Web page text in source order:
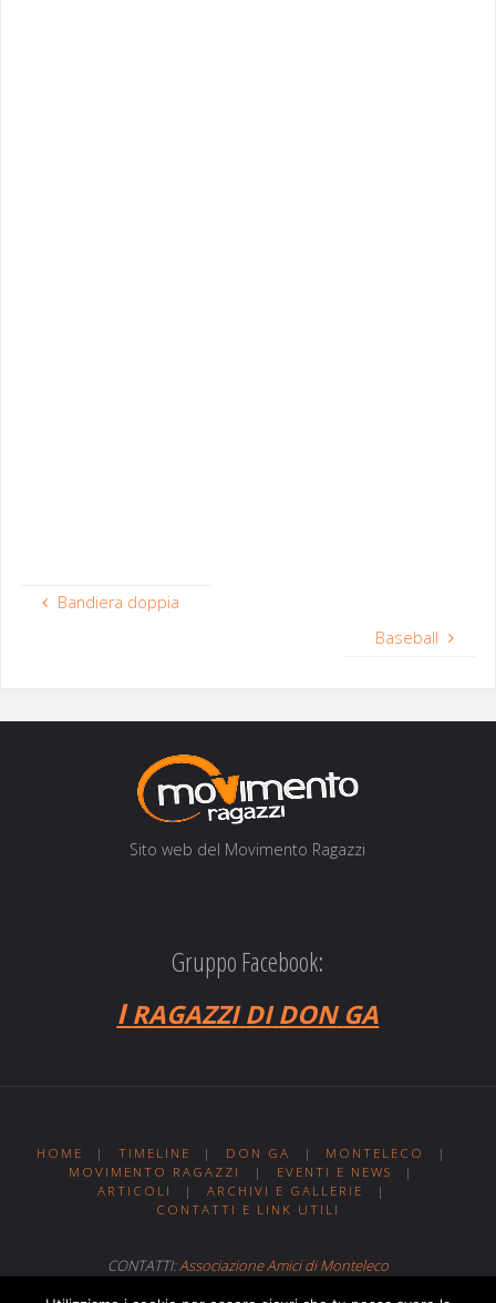
Bandiera doppia
Baseball
Sito web del Movi­men­to Ragazzi
Gruppo Facebook:
IRAGAZZI DI DON GA
HOME | TIMELINE | DON GA | MONTELECO
|
MOVIMENTO RAGAZZI
| EVENTI E NEWS
|
ARTICOLI
| ARCHIVI E GALLERIE
|
CONTATTI E LINK UTILI
CONTATTI:Associazione Amici di Monteleco